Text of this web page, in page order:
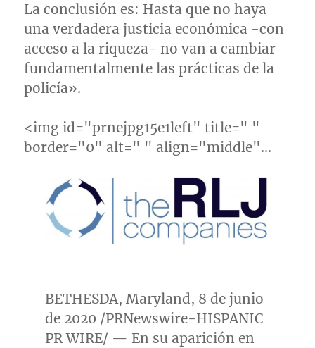
La conclusión es: Hasta que no haya
una verdadera justicia económica -con
acceso a la riqueza- no van a cambiar
fundamentalmente las prácticas de la
policía».
<img id="prnejpg15e1left" title=" "
border="0" alt=" " align="middle"…
BETHESDA, Maryland, 8 de junio
de 2020 /PRNewswire-HISPANIC
PR WIRE/ — En su aparición en